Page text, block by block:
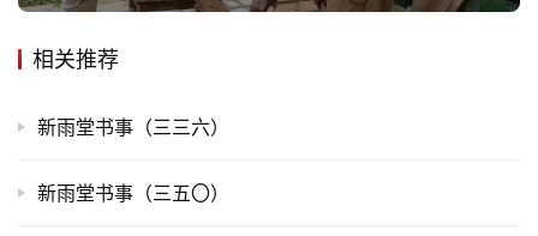
相关推荐
新雨堂书事（三三六）
新雨堂书事（三五〇）